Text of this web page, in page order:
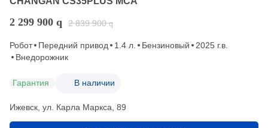
2 299 900 q 2 839 900 q
Робот Передний привод 1.4 л. Бензиновый
2025 г.в.
Внедорожник
Гарантия В наличии
Ижевск, ул. Карла Маркса, 89